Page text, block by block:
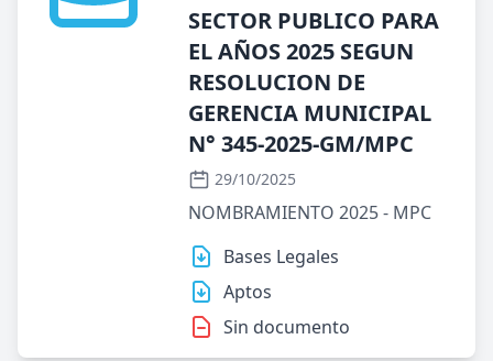
SECTOR PUBLICO PARA
EL AÑOS 2025 SEGUN
RESOLUCION DE
GERENCIA MUNICIPAL
N° 345-2025-GM/MPC
29/10/2025
NOMBRAMIENTO 2025 - MPC
Bases Legales
Aptos
Sin documento